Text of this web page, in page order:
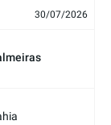
30/07/2026